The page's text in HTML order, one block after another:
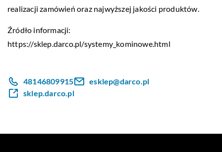
realizacji zamówień oraz najwyższej jakości produktów.
Źródło informacji:
https://sklep.darco.pl/systemy_kominowe.html
48146809915
esklep@darco.pl
sklep.darco.pl